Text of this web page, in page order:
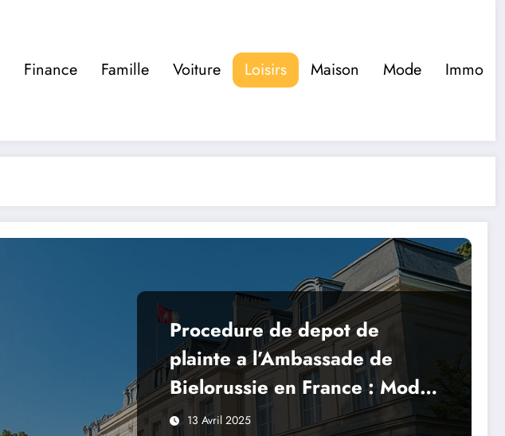
Finance Famille Voiture Loisirs Maison Mode Immo
Procedure de depot de
plainte a l’Ambassade de
Bielorussie en France : Mode
d’emploi
13 Avril 2025